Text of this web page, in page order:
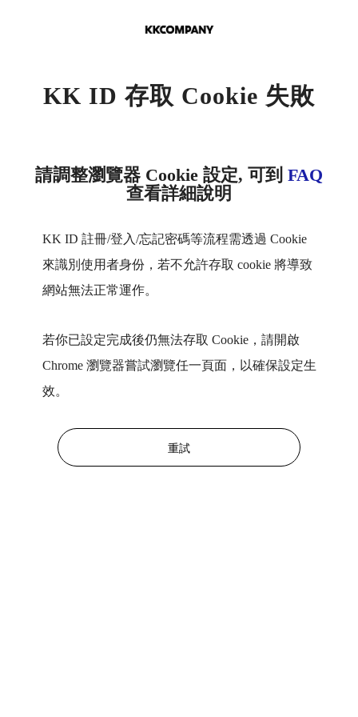
KK ID 存取 Cookie 失敗
請調整瀏覽器 Cookie 設定, 可到 FAQ
查看詳細說明
KK ID 註冊/登入/忘記密碼等流程需透過 Cookie
來識別使用者身份，若不允許存取 cookie 將導致
網站無法正常運作。
若你已設定完成後仍無法存取 Cookie，請開啟
Chrome 瀏覽器嘗試瀏覽任一頁面，以確保設定生
效。
重試